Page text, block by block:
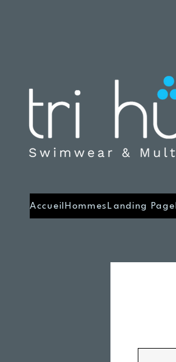
Accueil Hommes Landing Page